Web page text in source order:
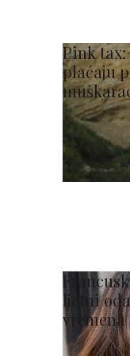
Pink tax:
plaćaju
ljetni